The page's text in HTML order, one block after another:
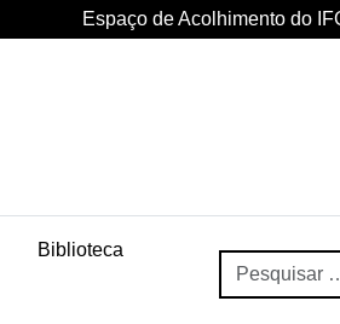
Espaço de Acolhimento do
Biblioteca